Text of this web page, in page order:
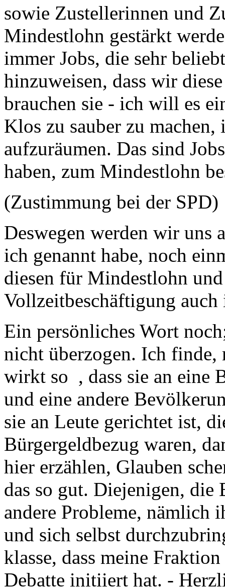
sowie Zustellerinnen und
Mindestlohn gestärkt
immer Jobs, die sehr
hinzuweisen, dass wir
brauchen sie - ich will es
Klos zu sauber zu
aufzuräumen. Das sind
haben, zum Mindestlohn
(Zustimmung bei der SPD)
Deswegen werden wir uns
ich genannt habe, noch
diesen für Mindestlohn
Vollzeitbeschäftigung
Ein persönliches Wort
nicht überzogen. Ich finde,
wirkt so , dass sie an eine
und eine andere
sie an Leute gerichtet ist,
Bürgergeldbezug waren,
hier erzählen, Glauben
das so gut. Diejenigen, die
andere Probleme, nämlich
und sich selbst
klasse, dass meine
Debatte initiiert hat. -